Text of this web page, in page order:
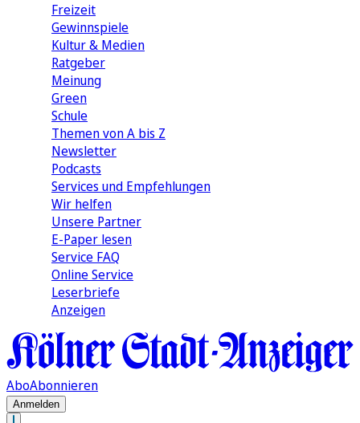
Freizeit
Gewinnspiele
Kultur & Medien
Ratgeber
Meinung
Green
Schule
Themen von A bis Z
Newsletter
Podcasts
Services und Empfehlungen
Wir helfen
Unsere Partner
E-Paper lesen
Service FAQ
Online Service
Leserbriefe
Anzeigen
AboAbonnieren
Anmelden